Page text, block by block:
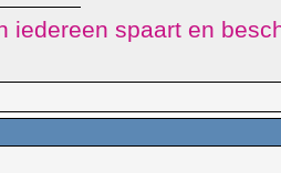
iedereen spaart en